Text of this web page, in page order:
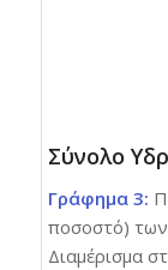
Σύνολο
Γράφημα 3:
ποσοστό)
Διαμέρισμα